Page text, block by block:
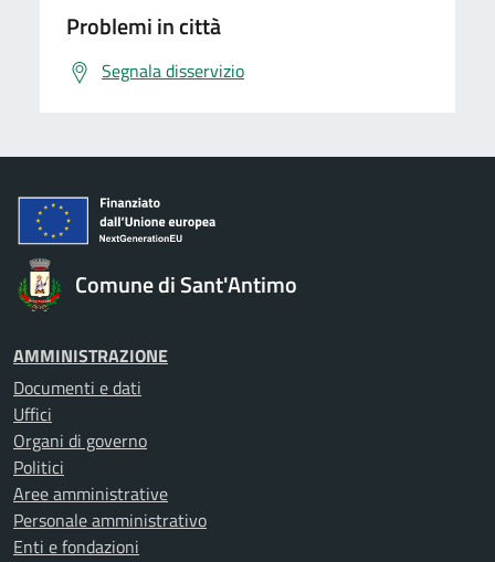
Problemi in città
Segnala disservizio
Comune di Sant'Antimo
AMMINISTRAZIONE
Documenti e dati
Uffici
Organi di governo
Politici
Aree amministrative
Personale amministrativo
Enti e fondazioni